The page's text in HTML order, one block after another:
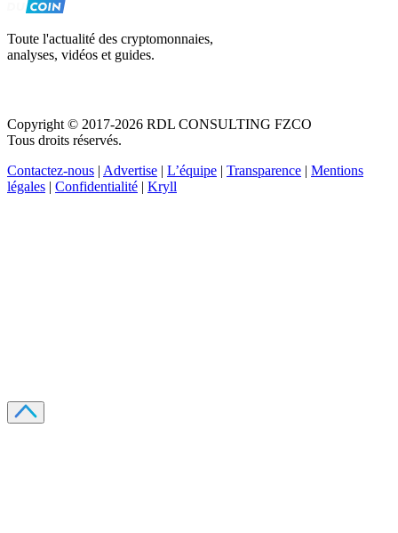
Toute l'actualité des cryptomonnaies,
analyses, vidéos et guides.
Copyright © 2017-2026 RDL CONSULTING FZCO
Tous droits réservés.
Contactez-nous | Advertise | L’équipe | Transparence | Mentions
légales | Confidentialité | Kryll